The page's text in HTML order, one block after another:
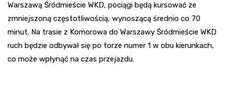
Warszawą Śródmieście WKD, pociągi będą kursować ze
zmniejszoną częstotliwością, wynoszącą średnio co 70
minut. Na trasie z Komorowa do Warszawy Śródmieście WKD
ruch będzie odbywał się po torze numer 1 w obu kierunkach,
co może wpłynąć na czas przejazdu.